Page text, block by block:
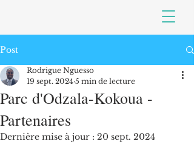
Post
Parc d'Odzala-Kokoua -
Partenaires
Rodrigue Nguesso
19 sept. 2024 5 min de lecture
Dernière mise à jour : 20 sept. 2024